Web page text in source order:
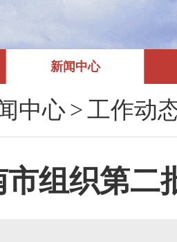
新闻中心
中心>工作动
市组织第二